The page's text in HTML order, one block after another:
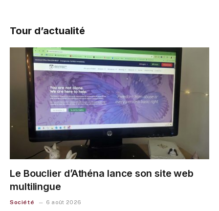
Tour d’actualité
Le Bouclier d’Athéna lance son site web
multilingue
Société 6 août 2026